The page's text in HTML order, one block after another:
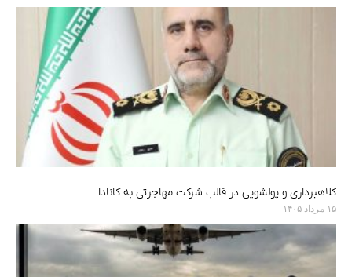
کلاهبرداری و پولشویی در قالب شرکت مهاجرتی به کانادا
۱۵ مرداد ۱۴۰۵